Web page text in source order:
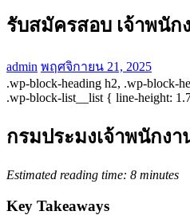
รับสมัครสอบ เจ้าพนัก
admin พฤศจิกายน 21, 2025
.wp-block-heading h2, .wp-block-
.wp-block-list__list { line-height:
กรมประมงเจ้าพนักง
Estimated reading time: 8 minutes
Key Takeaways